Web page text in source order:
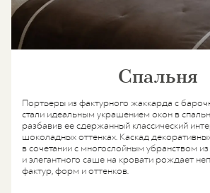
Спальня
Портьеры из фактурного жаккарда с
стали идеальным украшением окон в
разбавив ее сдержанный классический
шоколадных оттенках. Каскад
в сочетании с многослойным убранством
и элегантного саше на кровати рождает
фактур, форм и оттенков.